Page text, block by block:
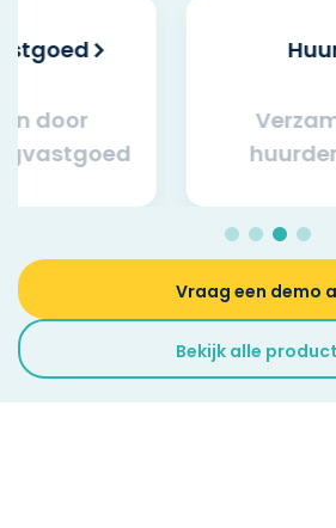
Verzamel data en
huurdersonderzoek
Vraag een demo
Bekijk alle